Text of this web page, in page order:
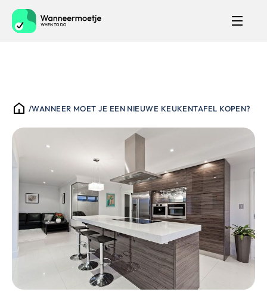
/WANNEER MOET JE EEN NIEUWE KEUKENTAFEL KOPEN?